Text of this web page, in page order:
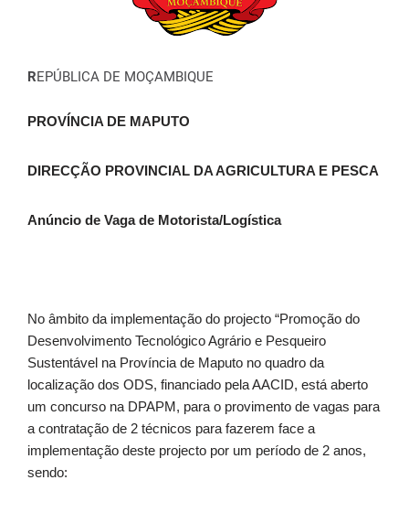
REPÚBLICA DE MOÇAMBIQUE
PROVÍNCIA DE MAPUTO
DIRECÇÃO PROVINCIAL DA AGRICULTURA E PESCA
Anúncio de Vaga de Motorista/Logística
No âmbito da implementação do projecto “Promoção do
Desenvolvimento Tecnológico Agrário e Pesqueiro
Sustentável na Província de Maputo no quadro da
localização dos ODS, financiado pela AACID, está aberto
um concurso na DPAPM, para o provimento de vagas para
a contratação de 2 técnicos para fazerem face a
implementação deste projecto por um período de 2 anos,
sendo: